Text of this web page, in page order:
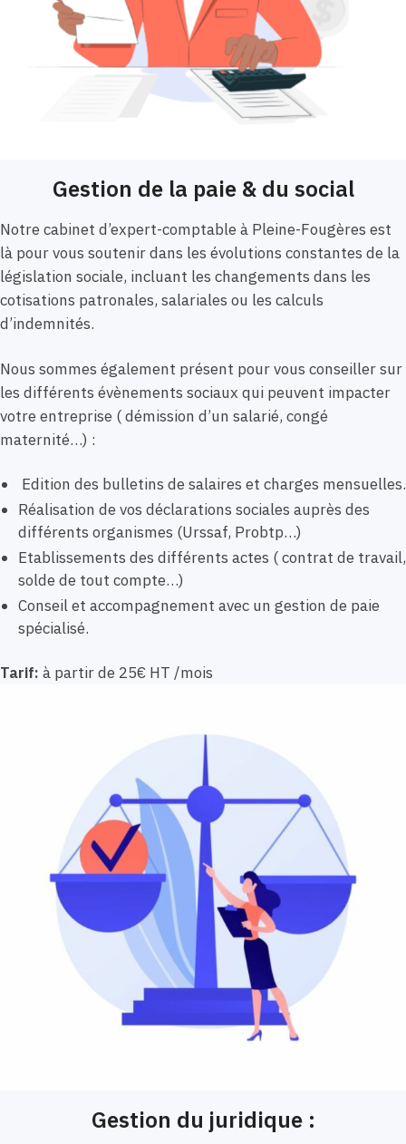
Gestion de la paie & du social
Notre cabinet d’expert-comptable à Pleine-Fougères est
là pour vous soutenir dans les évolutions constantes de la
législation sociale, incluant les changements dans les
cotisations patronales, salariales ou les calculs
d’indemnités.
Nous sommes également présent pour vous conseiller sur
les différents évènements sociaux qui peuvent impacter
votre entreprise ( démission d’un salarié, congé
maternité…) :
Edition des bulletins de salaires et charges mensuelles.
Réalisation de vos déclarations sociales auprès des
différents organismes (Urssaf, Probtp…)
Etablissements des différents actes ( contrat de travail,
solde de tout compte…)
Conseil et accompagnement avec un gestion de paie
spécialisé.
Tarif: à partir de 25€ HT /mois
Gestion du juridique :